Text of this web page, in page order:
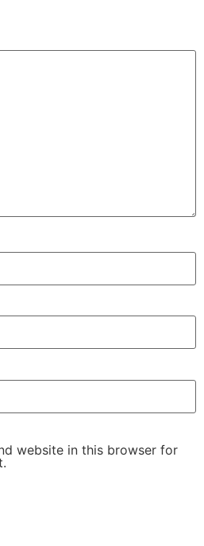
website in this browser for